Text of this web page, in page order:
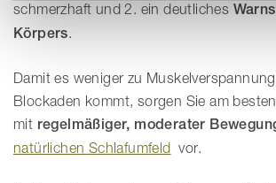
schmerzhaft und 2. ein deutliches
Körpers.
Damit es weniger zu
Blockaden kommt, sorgen Sie am besten
mit regelmäßiger, moderater
natürlichen Schlafumfeld vor.